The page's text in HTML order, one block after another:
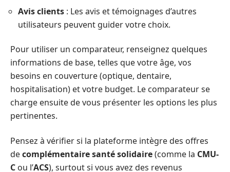
Avis clients : Les avis et témoignages d’autres
utilisateurs peuvent guider votre choix.
Pour utiliser un comparateur, renseignez quelques
informations de base, telles que votre âge, vos
besoins en couverture (optique, dentaire,
hospitalisation) et votre budget. Le comparateur se
charge ensuite de vous présenter les options les plus
pertinentes.
Pensez à vérifier si la plateforme intègre des offres
decomplémentaire santé solidaire(comme la CMU-
C ou l’ACS), surtout si vous avez des revenus